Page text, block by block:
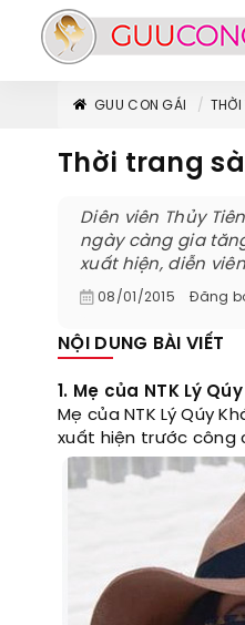
GUU CON GÁI THỜI
Thời trang
Diên viên Thủy
ngày càng gia
xuất hiện, diễn
08/01/2015 Đăng
NỘI DUNG BÀI VIẾT
1. Mẹ của NTK Lý
Mẹ của NTK Lý Qúy
xuất hiện trước công